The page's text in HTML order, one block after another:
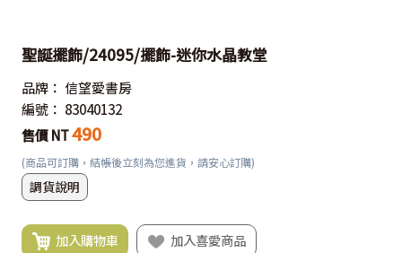
聖誕擺飾/24095/擺飾-迷你水晶教堂
品牌： 信望愛書房
編號： 83040132
售價 NT490
(商品可訂購，結帳後立刻為您進貨，請安心訂購)
調貨說明
加入購物車 加入喜愛商品